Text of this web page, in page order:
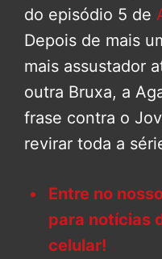
do episódio 5 de
Depois de mais
mais assustador
outra Bruxa, a
frase contra o
revirar toda a
Entre no
para notícias
celular!